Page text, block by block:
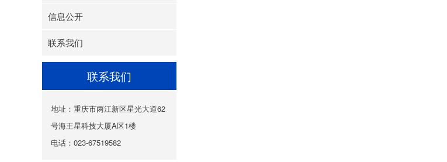
信息公开
联系我们
联系我们
地址：重庆市两江新区星光大道62
号海王星科技大厦A区1楼
电话：023-67519582